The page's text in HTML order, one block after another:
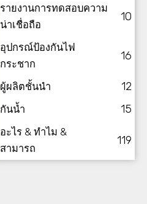
รายงานการทดสอบความ
น่าเชื่อถือ
10
อุปกรณ์ป้องกันไฟ
กระชาก
16
ผู้ผลิตชั้นนำ 12
กันน้ำ 15
อะไร & ทำไม &
สามารถ
119